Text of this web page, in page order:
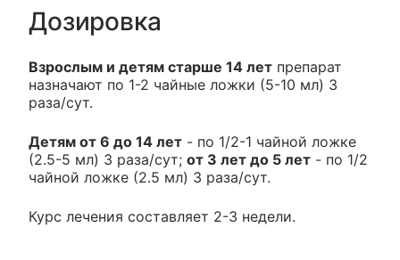
Дозировка
Взрослым и детям старше 14 лет препарат
назначают по 1-2 чайные ложки (5-10 мл) 3
раза/сут.
Детям от 6 до 14 лет - по 1/2-1 чайной ложке
(2.5-5 мл) 3 раза/сут; от 3 лет до 5 лет - по 1/2
чайной ложке (2.5 мл) 3 раза/сут.
Курс лечения составляет 2-3 недели.